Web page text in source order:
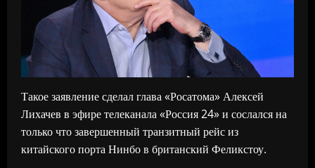
Такое заявление сделал глава «Росатома» Алексей
Лихачев в эфире телеканала «Россия 24» и сослался на
только что завершенный транзитный рейс из
китайского порта Нинбо в британский Феликстоу.